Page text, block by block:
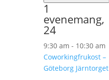
1
evenemang,
24
9:30 am - 10:30 am
Coworkingfrukost –
Göteborg Järntorget